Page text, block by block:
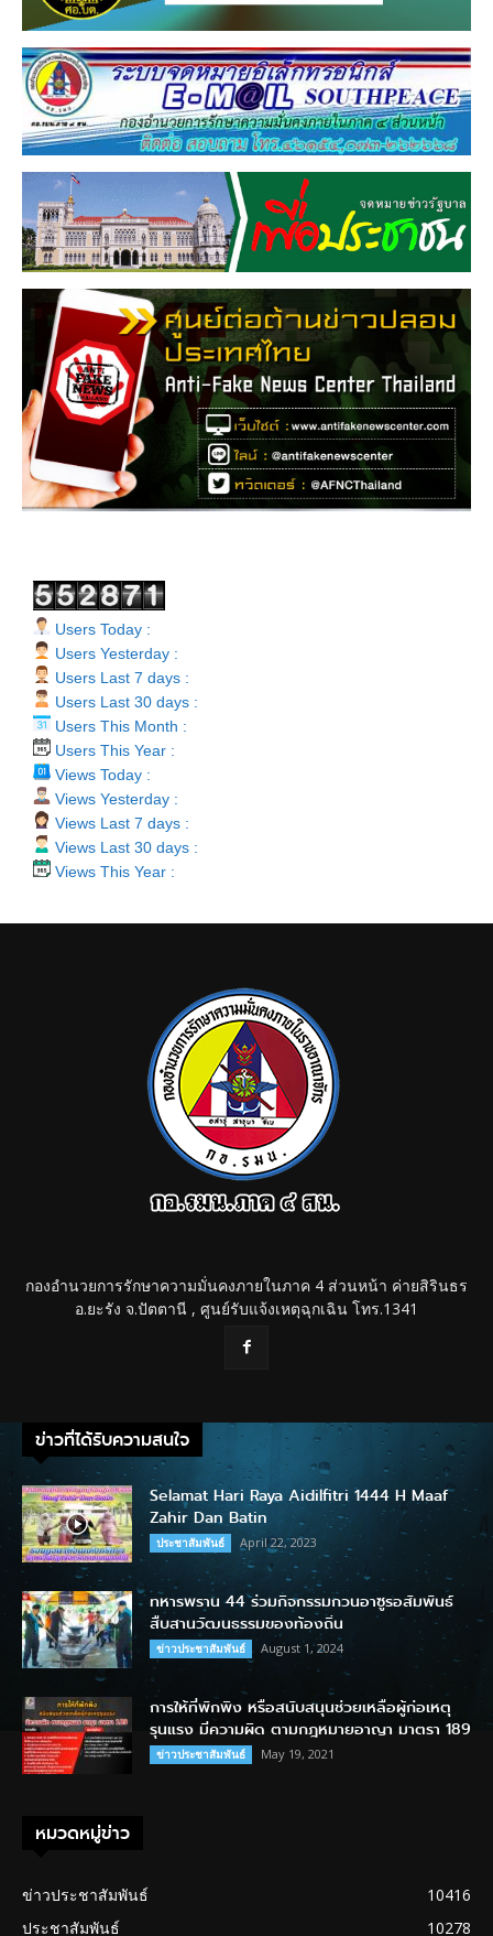
Users Today :
Users Yesterday :
Users Last 7 days :
Users Last 30 days :
Users This Month :
Users This Year :
Views Today :
Views Yesterday :
Views Last 7 days :
Views Last 30 days :
Views This Year :
กองอำนวยการรักษาความมั่นคงภายในภาค 4 ส่วนหน้า ค่ายสิรินธร
อ.ยะรัง จ.ปัตตานี , ศูนย์รับแจ้งเหตุฉุกเฉิน โทร.1341
ข่าวที่ได้รับความสนใจ
Selamat Hari Raya Aidilfitri 1444 H Maaf
Zahir Dan Batin
ประชาสัมพันธ์ April 22, 2023
ทหารพราน 44 ร่วมกิจกรรมกวนอาซูรอสัมพันธ์
สืบสานวัฒนธรรมของท้องถิ่น
ข่าวประชาสัมพันธ์ August 1, 2024
การให้ที่พักพิง หรือสนับสนุนช่วยเหลือผู้ก่อเหตุ
รุนแรง มีความผิด ตามกฎหมายอาญา มาตรา 189
ข่าวประชาสัมพันธ์ May 19, 2021
หมวดหมู่ข่าว
ข่าวประชาสัมพันธ์
10416
ประชาสัมพันธ์
10278